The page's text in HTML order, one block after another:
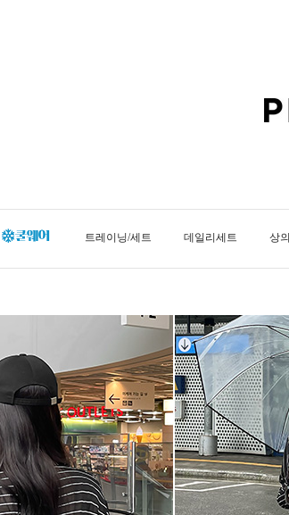
트레이닝/세트 데일리세트 상의